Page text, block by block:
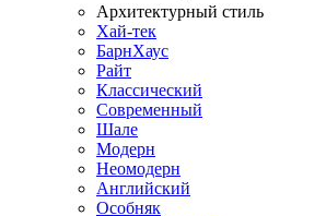
Архитектурный стиль
Хай-тек
БарнХаус
Райт
Классический
Современный
Шале
Модерн
Неомодерн
Английский
Особняк